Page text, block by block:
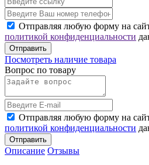
Отправляя любую форму на
политикой конфиденциальности
Отправить
Посмотреть наличие товара
Вопрос по товару
Отправляя любую форму на
политикой конфиденциальности
Отправить
Описание Отзывы